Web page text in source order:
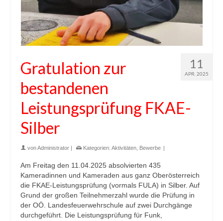
11
APR. 2025
Gratulation zur
bestandenen
Leistungsprüfung FKAE-
Silber
vonAdministrator | Kategorien: Aktivitäten Bewerbe |
Am Freitag den 11.04.2025 absolvierten 435
Kameradinnen und Kameraden aus ganz Oberösterreich
die FKAE-Leistungsprüfung (vormals FULA) in Silber. Auf
Grund der großen Teilnehmerzahl wurde die Prüfung in
der OÖ. Landesfeuerwehrschule auf zwei Durchgänge
durchgeführt. Die Leistungsprüfung für Funk,